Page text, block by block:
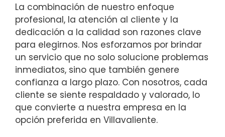
La combinación de nuestro enfoque
profesional, la atención al cliente y la
dedicación a la calidad son razones clave
para elegirnos. Nos esforzamos por brindar
un servicio que no solo solucione problemas
inmediatos, sino que también genere
confianza a largo plazo. Con nosotros, cada
cliente se siente respaldado y valorado, lo
que convierte a nuestra empresa en la
opción preferida en Villavaliente.